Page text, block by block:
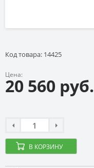
Код товара: 14425
Цена:
20 560 руб.
В КОРЗИНУ